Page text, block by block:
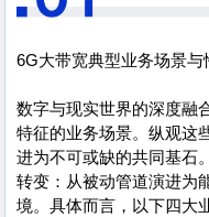
6G大带宽典型业务场景与
数字与现实世界的深度融
特征的业务场景。纵观这
进为不可或缺的共同基石
转变：从被动管道演进为
境。具体而言，以下四大